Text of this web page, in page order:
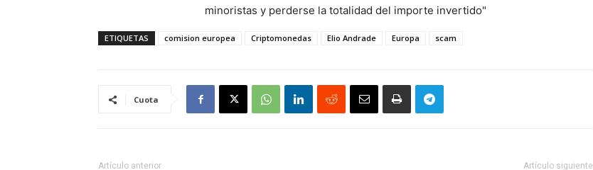
minoristas y perderse la totalidad del importe invertido"
ETIQUETAS comision europea Criptomonedas Elio Andrade Europa scam
Cuota
Artículo anterior Artículo siguiente